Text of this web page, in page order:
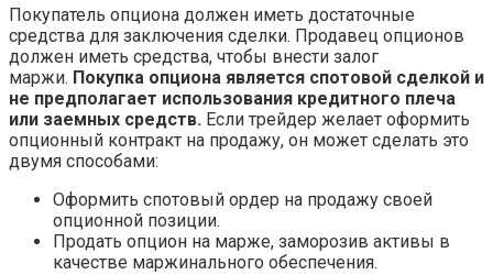
Покупатель опциона должен иметь достаточные
средства для заключения сделки. Продавец опционов
должен иметь средства, чтобы внести залог
маржи. Покупка опциона является спотовой сделкой и
не предполагает использования кредитного плеча
или заемных средств. Если трейдер желает оформить
опционный контракт на продажу, он может сделать это
двумя способами:
Оформить спотовый ордер на продажу своей
опционной позиции.
Продать опцион на марже, заморозив активы в
качестве маржинального обеспечения.